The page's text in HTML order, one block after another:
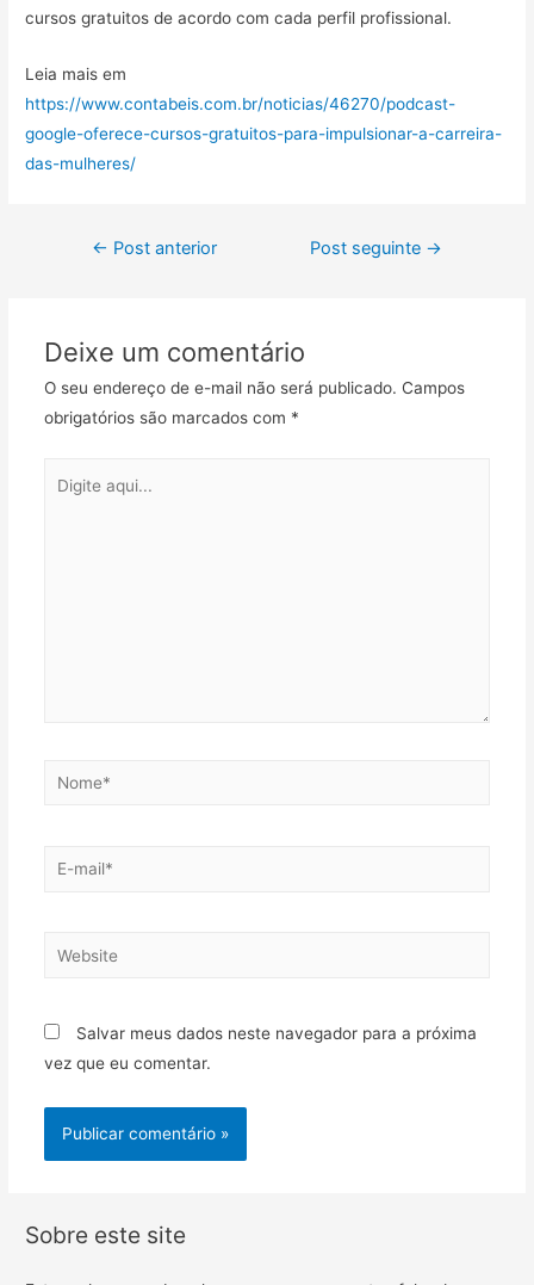
cursos gratuitos de acordo com cada perfil profissional.
Leia mais em
https://www.contabeis.com.br/noticias/46270/podcast-
google-oferece-cursos-gratuitos-para-impulsionar-a-carreira-
das-mulheres/
← Post anterior Post seguinte →
Deixe um comentário
O seu endereço de e-mail não será publicado. Campos
obrigatórios são marcados com *
Salvar meus dados neste navegador para a próxima
vez que eu comentar.
Sobre este site